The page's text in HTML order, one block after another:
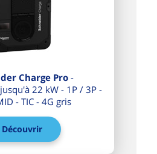
Charge Pro -
22 kW - 1P / 3P -
- TIC - 4G gris
Découvrir